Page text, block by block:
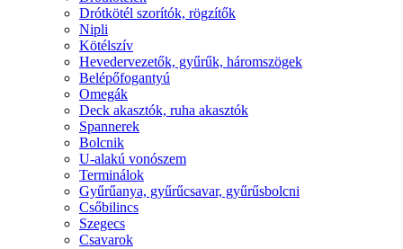
Drótkötél szorítók, rögzítők
Nipli
Kötélszív
Hevedervezetők, gyűrűk, háromszögek
Belépőfogantyú
Omegák
Deck akasztók, ruha akasztók
Spannerek
Bolcnik
U-alakú vonószem
Terminálok
Gyűrűanya, gyűrűcsavar, gyűrűsbolcni
Csőbilincs
Szegecs
Csavarok